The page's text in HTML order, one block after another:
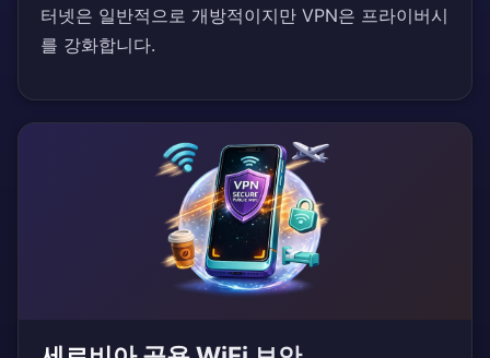
터넷은 일반적으로 개방적이지만 VPN은 프라이버시
를 강화합니다.